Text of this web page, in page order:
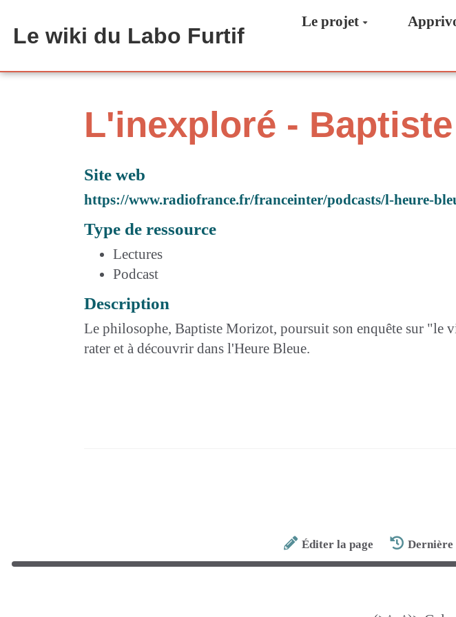
Le wiki du Labo Furtif
Le projet
L'inexploré -
Site web
https://www.radiofrance.fr/franceinter/podcasts/l-heure-
Type de ressource
Lectures
Podcast
Description
Le philosophe, Baptiste Morizot, poursuit son enquête sur
rater et à découvrir dans l'Heure Bleue.
Éditer la page Dernière